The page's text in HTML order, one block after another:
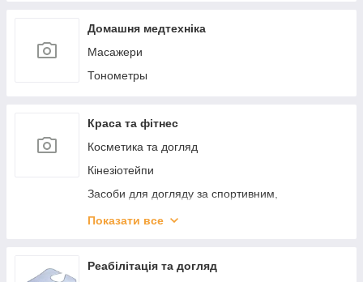
Ортопедичне взуття для дітей
Подушки ортопедичні
Устілки та підп'ятки
Домашня медтехніка
Масажери
Тонометры
Краса та фітнес
Косметика та догляд
Кінезіотейпи
Засоби для догляду за спортивним,
Показати все
Реабілітація та догляд